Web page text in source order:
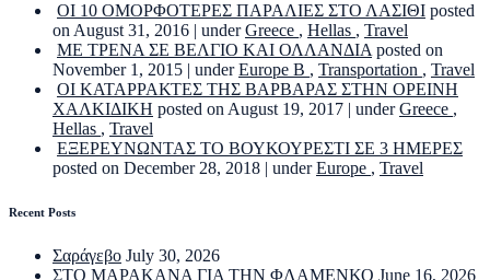
ΟΙ 10 ΟΜΟΡΦΟΤΕΡΕΣ ΠΑΡΑΛΙΕΣ ΣΤΟ ΛΑΣΙΘΙ posted
on August 31, 2016 | underGreece , Hellas , Travel
ΜΕ ΤΡΕΝΑ ΣΕ ΒΕΛΓΙΟ ΚΑΙ ΟΛΛΑΝΔΙΑ posted on
November 1, 2015 | underEurope B , Transportation , Travel
ΟΙ ΚΑΤΑΡΡΑΚΤΕΣ ΤΗΣ ΒΑΡΒΑΡΑΣ ΣΤΗΝ ΟΡΕΙΝΗ
ΧΑΛΚΙΔΙΚΗ posted on August 19, 2017 | underGreece ,
Hellas , Travel
ΕΞΕΡΕΥΝΩΝΤΑΣ ΤΟ ΒΟΥΚΟΥΡΕΣΤΙ ΣΕ 3 ΗΜΕΡΕΣ
posted on December 28, 2018 | underEurope , Travel
Recent Posts
Σαράγεβο July 30, 2026
ΣΤΟ ΜΑΡΑΚΑΝΑ ΓΙΑ ΤΗΝ ΦΛΑΜΕΝΚΟ June 16, 2026